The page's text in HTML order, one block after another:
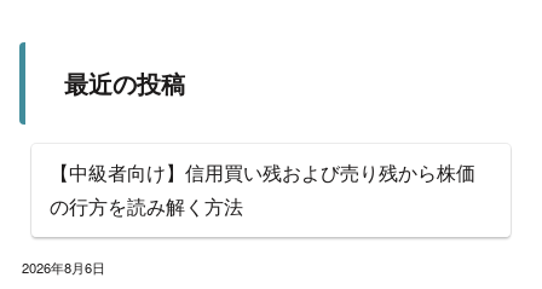
最近の投稿
【中級者向け】信用買い残および売り残から株価
の行方を読み解く方法
2026年8月6日